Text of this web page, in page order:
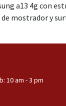
a13 4g con
mostrador y
10 am - 3 pm